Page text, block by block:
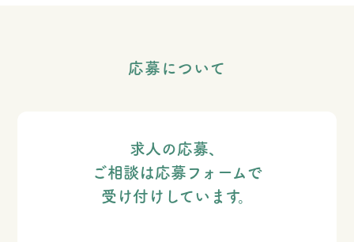
応募について
求人の応募、
ご相談は応募フォームで
受け付けしています。